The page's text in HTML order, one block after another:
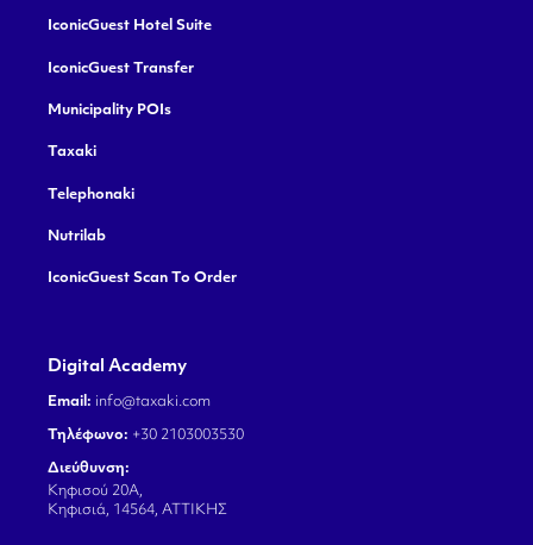
IconicGuest Hotel Suite
IconicGuest Transfer
Municipality POIs
Taxaki
Telephonaki
Nutrilab
IconicGuest Scan To Order
Digital Academy
Email: info@taxaki.com
Τηλέφωνο: +30 2103003530
Διεύθυνση:
Κηφισού 20Α,
Κηφισιά, 14564, ΑΤΤΙΚΗΣ